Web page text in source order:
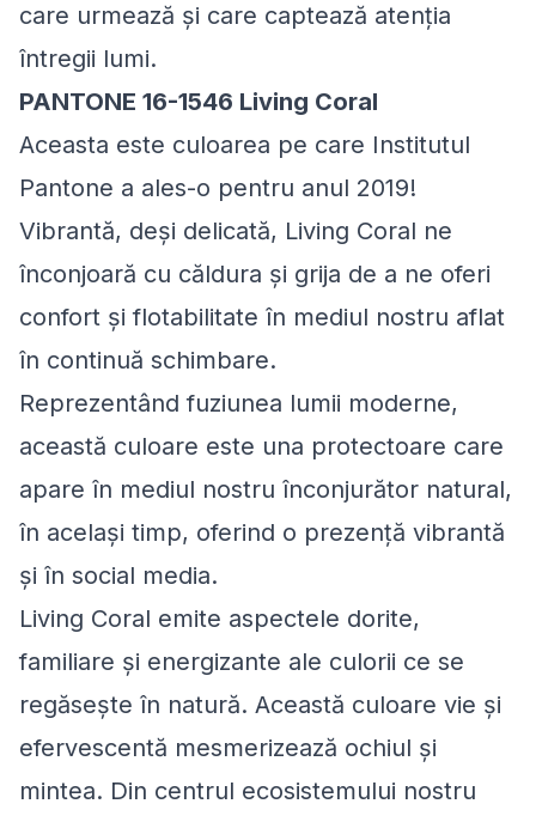
care urmează și care captează atenția
întregii lumi.
PANTONE 16-1546 Living Coral
Aceasta este culoarea pe care Institutul
Pantone a ales-o pentru anul 2019!
Vibrantă, deși delicată, Living Coral ne
înconjoară cu căldura și grija de a ne oferi
confort și flotabilitate în mediul nostru aflat
în continuă schimbare.
Reprezentând fuziunea lumii moderne,
această culoare este una protectoare care
apare în mediul nostru înconjurător natural,
în același timp, oferind o prezență vibrantă
și în social media.
Living Coral emite aspectele dorite,
familiare și energizante ale culorii ce se
regăsește în natură. Această culoare vie și
efervescentă mesmerizează ochiul și
mintea. Din centrul ecosistemului nostru